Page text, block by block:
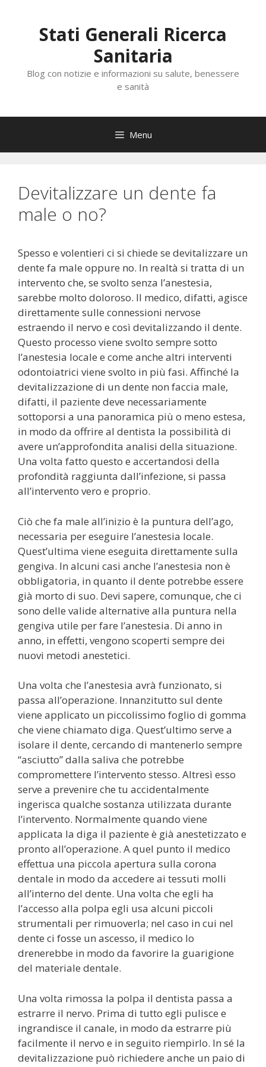
contenutoStati Generali Ricerca
Sanitaria
Blog con notizie e informazioni su salute, benessere
e sanità
Menu
Devitalizzare un dente fa
male o no?
Spesso e volentieri ci si chiede se devitalizzare un
dente fa male oppure no. In realtà si tratta di un
intervento che, se svolto senza l’anestesia,
sarebbe molto doloroso. Il medico, difatti, agisce
direttamente sulle connessioni nervose
estraendo il nervo e così devitalizzando il dente.
Questo processo viene svolto sempre sotto
l’anestesia locale e come anche altri interventi
odontoiatrici viene svolto in più fasi. Affinché la
devitalizzazione di un dente non faccia male,
difatti, il paziente deve necessariamente
sottoporsi a una panoramica più o meno estesa,
in modo da offrire al dentista la possibilità di
avere un’approfondita analisi della situazione.
Una volta fatto questo e accertandosi della
profondità raggiunta dall’infezione, si passa
all’intervento vero e proprio.
Ciò che fa male all’inizio è la puntura dell’ago,
necessaria per eseguire l’anestesia locale.
Quest’ultima viene eseguita direttamente sulla
gengiva. In alcuni casi anche l’anestesia non è
obbligatoria, in quanto il dente potrebbe essere
già morto di suo. Devi sapere, comunque, che ci
sono delle valide alternative alla puntura nella
gengiva utile per fare l’anestesia. Di anno in
anno, in effetti, vengono scoperti sempre dei
nuovi metodi anestetici.
Una volta che l’anestesia avrà funzionato, si
passa all’operazione. Innanzitutto sul dente
viene applicato un piccolissimo foglio di gomma
che viene chiamato diga. Quest’ultimo serve a
isolare il dente, cercando di mantenerlo sempre
“asciutto” dalla saliva che potrebbe
compromettere l’intervento stesso. Altresì esso
serve a prevenire che tu accidentalmente
ingerisca qualche sostanza utilizzata durante
l’intervento. Normalmente quando viene
applicata la diga il paziente è già anestetizzato e
pronto all’operazione. A quel punto il medico
effettua una piccola apertura sulla corona
dentale in modo da accedere ai tessuti molli
all’interno del dente. Una volta che egli ha
l’accesso alla polpa egli usa alcuni piccoli
strumentali per rimuoverla; nel caso in cui nel
dente ci fosse un ascesso, il medico lo
drenerebbe in modo da favorire la guarigione
del materiale dentale.
Una volta rimossa la polpa il dentista passa a
estrarre il nervo. Prima di tutto egli pulisce e
ingrandisce il canale, in modo da estrarre più
facilmente il nervo e in seguito riempirlo. In sé la
devitalizzazione può richiedere anche un paio di